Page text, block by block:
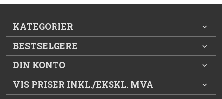
KATEGORIER
BESTSELGERE
DIN KONTO
VIS PRISER INKL./EKSKL. MVA